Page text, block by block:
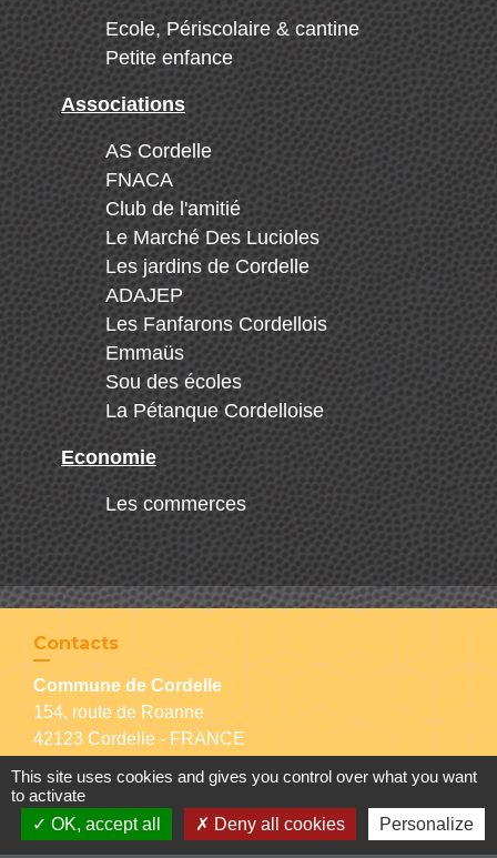
Ecole, Périscolaire & cantine
Petite enfance
Associations
AS Cordelle
FNACA
Club de l'amitié
Le Marché Des Lucioles
Les jardins de Cordelle
ADAJEP
Les Fanfarons Cordellois
Emmaüs
Sou des écoles
La Pétanque Cordelloise
Economie
Les commerces
Contacts
Commune de Cordelle
154, route de Roanne
42123 Cordelle - FRANCE
Contact par formulaire
This site uses cookies and gives you control over what you want
to activate
OK, accept all
Deny all cookies Personalize